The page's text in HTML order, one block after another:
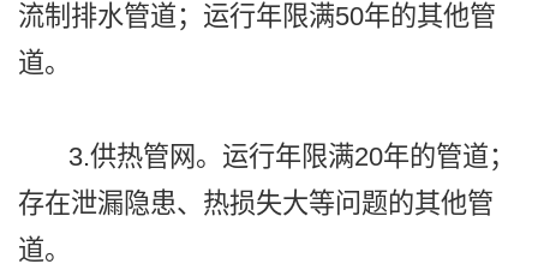
流制排水管道；运行年限满50年的其他管
道。
3.供热管网。运行年限满20年的管道；
存在泄漏隐患、热损失大等问题的其他管
道。